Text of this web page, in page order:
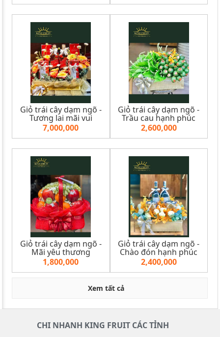
Giỏ trái cây dạm ngõ -
Tương lai mãi vui
7,000,000
Giỏ trái cây dạm ngõ -
Trầu cau hạnh phúc
2,600,000
Giỏ trái cây dạm ngõ -
Mãi yêu thương
1,800,000
Giỏ trái cây dạm ngõ -
Chào đón hạnh phúc
2,400,000
Xem tất cả
CHI NHANH KING FRUIT CÁC TỈNH